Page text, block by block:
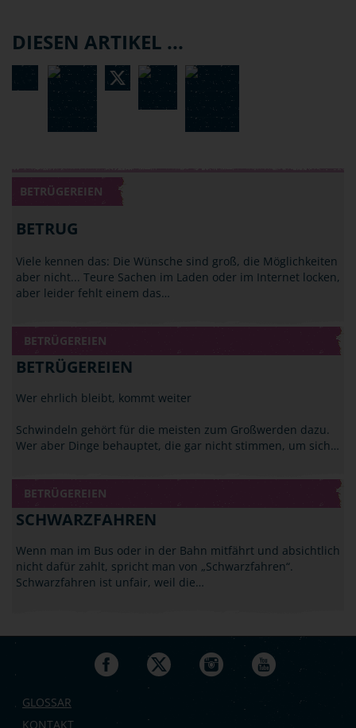
DIESEN ARTIKEL ...
BETRÜGEREIEN
BETRUG
Viele kennen das: Die Wünsche sind groß, die Möglichkeiten
aber nicht... Teure Sachen im Laden oder im Internet locken,
aber leider fehlt einem das…
BETRÜGEREIEN
BETRÜGEREIEN
Wer ehrlich bleibt, kommt weiter
Schwindeln gehört für die meisten zum Großwerden dazu.
Wer aber Dinge behauptet, die gar nicht stimmen, um sich…
BETRÜGEREIEN
SCHWARZFAHREN
Wenn man im Bus oder in der Bahn mitfährt und absichtlich
nicht dafür zahlt, spricht man von „Schwarzfahren“.
Schwarzfahren ist unfair, weil die…
GLOSSAR
KONTAKT